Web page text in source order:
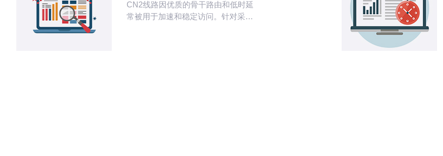
CN2线路因优质的骨干路由和低时延
常被用于加速和稳定访问。针对采用